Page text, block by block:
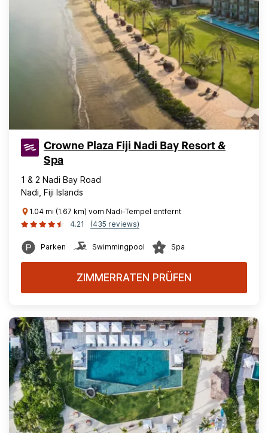
Crowne Plaza Fiji Nadi Bay Resort &
Spa
1 & 2 Nadi Bay Road
Nadi, Fiji Islands
1.04 mi (1.67 km) vom Nadi-Tempel entfernt
4.21
(435 reviews)
Parken Swimmingpool Spa
ZIMMERRATEN PRÜFEN